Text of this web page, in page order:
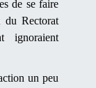
de se faire
du Rectorat
ignoraient
un peu